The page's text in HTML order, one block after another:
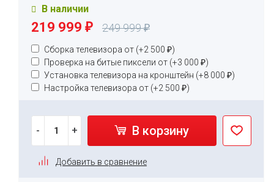
В наличии
219 999 ₽ 249 999₽
Сборка телевизора от (+2 500 ₽)
Проверка на битые пиксели от (+3 000 ₽)
Установка телевизора на кронштейн (+8 000 ₽)
Настройка телевизора от (+2 500 ₽)
- + В корзину
Добавить в сравнение